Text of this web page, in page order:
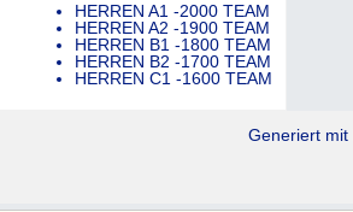
HERREN A1 -2000 TEAM
HERREN A2 -1900 TEAM
HERREN B1 -1800 TEAM
HERREN B2 -1700 TEAM
HERREN C1 -1600 TEAM
Generiert mit